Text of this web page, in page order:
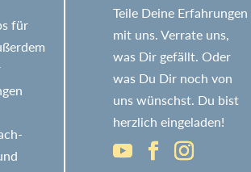
für
Teile Deine Erfahrungen
mit uns. Verrate uns,
was Dir gefällt. Oder
was Du Dir noch von
uns wünschst. Du bist
herzlich eingeladen!